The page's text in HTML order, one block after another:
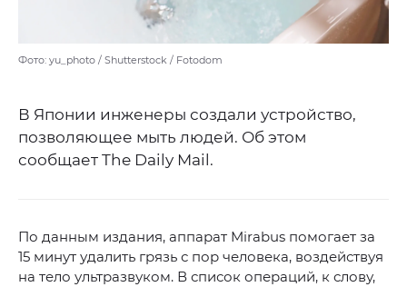
Фото: yu_photo / Shutterstock / Fotodom
В Японии инженеры создали устройство,
позволяющее мыть людей. Об этом
сообщает The Daily Mail.
По данным издания, аппарат Mirabus помогает за
15 минут удалить грязь с пор человека, воздействуя
на тело ультразвуком. В список операций, к слову,